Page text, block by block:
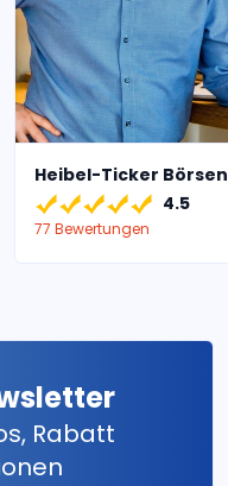
Heibel-Ticker
4.5
77 Bewertungen
Rabatt